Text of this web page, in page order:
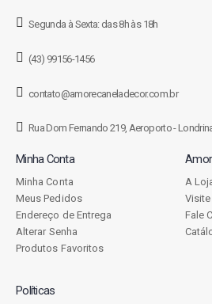
Segunda à Sexta: das 8h às 18h
(43) 99156-1456
contato@amorecaneladecor.com.br
Rua Dom Fernando 219, Aeroporto -
Minha Conta
Minha Conta
Meus Pedidos
Endereço de Entrega
Alterar Senha
Produtos Favoritos
A
Fale
Políticas